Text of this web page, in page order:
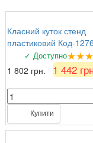
Класний куток стенд
пластиковий Код-
✓ Доступно
1 802 грн. 1 442
Купити